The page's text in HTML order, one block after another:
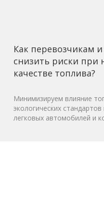
Как перевозчикам
снизить риски при
качестве топлива?
Минимизируем влияние
экологических
легковых автомобилей и